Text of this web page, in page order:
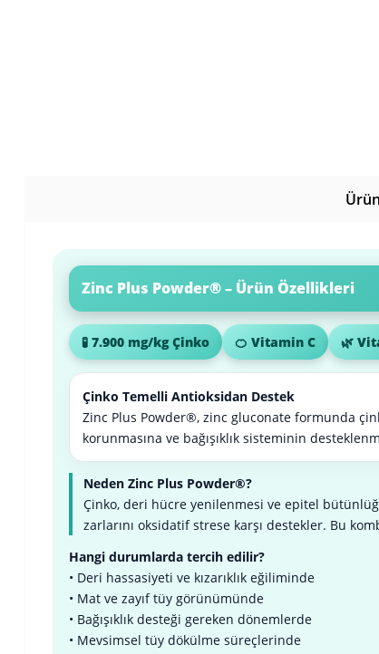
Zinc Plus Powder® – Ürün Özellikleri
🧪 7.900 mg/kg Çinko 🍊 Vitamin C 🌿
Çinko Temelli Antioksidan Destek
Zinc Plus Powder®, zinc gluconate formunda
korunmasına ve bağışıklık sisteminin
Neden Zinc Plus Powder®?
Çinko, deri hücre yenilenmesi ve epitel
zarlarını oksidatif strese karşı destekler. Bu
Hangi durumlarda tercih edilir?
• Deri hassasiyeti ve kızarıklık eğiliminde
• Mat ve zayıf tüy görünümünde
• Bağışıklık desteği gereken dönemlerde
• Mevsimsel tüy dökülme süreçlerinde